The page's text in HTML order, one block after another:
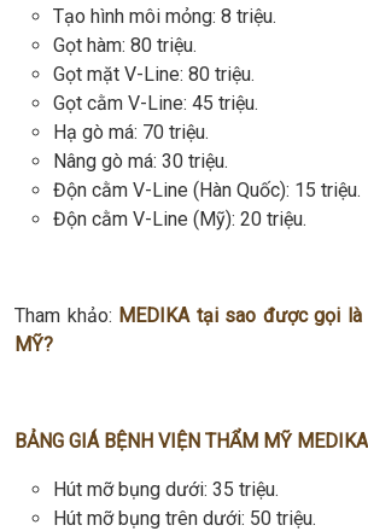
Tạo hình môi mỏng: 8 triệu.
Gọt hàm: 80 triệu.
Gọt mặt V-Line: 80 triệu.
Gọt cằm V-Line: 45 triệu.
Hạ gò má: 70 triệu.
Nâng gò má: 30 triệu.
Độn cằm V-Line (Hàn Quốc): 15 triệu.
Độn cằm V-Line (Mỹ): 20 triệu.
Tham khảo: MEDIKA tại sao được gọi là
MỸ?
BẢNG GIÁ BỆNH VIỆN THẨM MỸ
Hút mỡ bụng dưới: 35 triệu.
Hút mỡ bụng trên dưới: 50 triệu.